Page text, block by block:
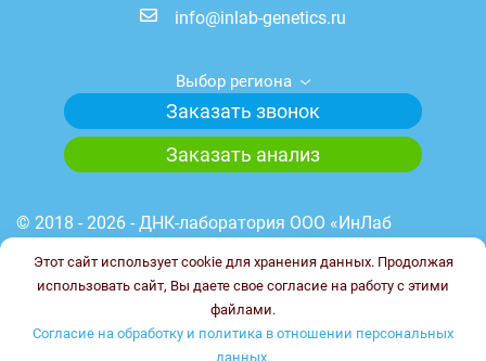
info@inlab-genetics.ru
Выбор региона
Заказать звонок
Заказать анализ
© 2018 - 2026 - ДНК-лаборатория ООО «ИнЛаб
Л041-01148-78/00644845 от 23.03.2023 г. ИНН
7838102187. ОГРН 1227800017851.
Этот сайт использует cookie для хранения данных. Продолжая
использовать сайт, Вы даете свое согласие на работу с этими
файлами.
Согласие на обработку и политика в отношении персональных
данных.